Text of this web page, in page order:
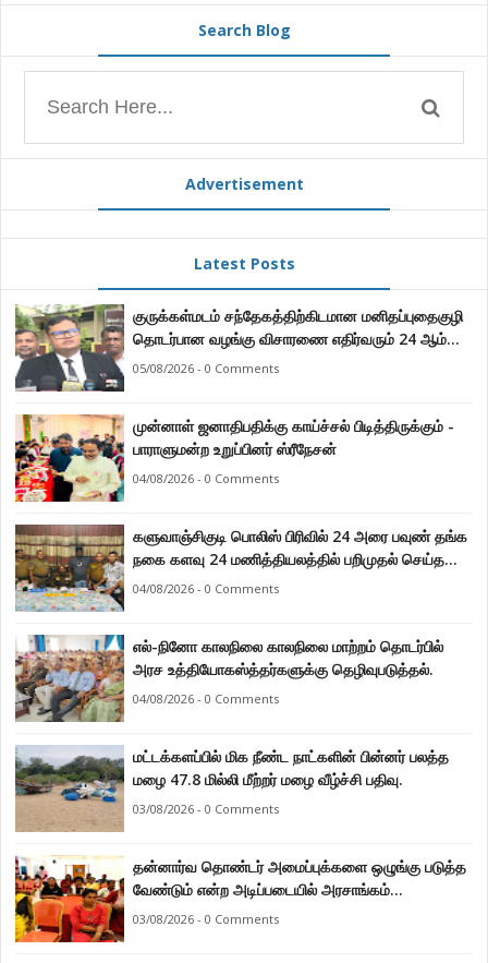
Search Blog
Advertisement
Latest Posts
குருக்கள்மடம் சந்தேகத்திற்கிடமான மனிதப்புதைகுழி
தொடர்பான வழங்கு விசாரணை எதிர்வரும் 24 ஆம்
திகதிக்கு தவணையிடப்பட்டுள்ளது.
05/08/2026 - 0 Comments
முன்னாள் ஜனாதிபதிக்கு காய்ச்சல் பிடித்திருக்கும் -
பாராளுமன்ற உறுப்பினர் ஸ்ரீநேசன்
04/08/2026 - 0 Comments
களுவாஞ்சிகுடி பொலிஸ் பிரிவில் 24 அரை பவுண் தங்க
நகை களவு 24 மணித்தியலத்தில் பறிமுதல் செய்த
பொலிசார்.
04/08/2026 - 0 Comments
எல்-நினோ காலநிலை காலநிலை மாற்றம் தொடர்பில்
அரச உத்தியோகஸ்த்தர்களுக்கு தெழிவுபடுத்தல்.
04/08/2026 - 0 Comments
மட்டக்களப்பில் மிக நீண்ட நாட்களின் பின்னர் பலத்த
மழை 47.8 மில்லி மீற்றர் மழை வீழ்ச்சி பதிவு.
03/08/2026 - 0 Comments
தன்னார்வ தொண்டர் அமைப்புக்களை ஒழுங்கு படுத்த
வேண்டும் என்ற அடிப்படையில் அரசாங்கம்
கொண்டுவரவுள்ள சட்டம் - சட்டத்தரணி ஐங்கரன்.
03/08/2026 - 0 Comments